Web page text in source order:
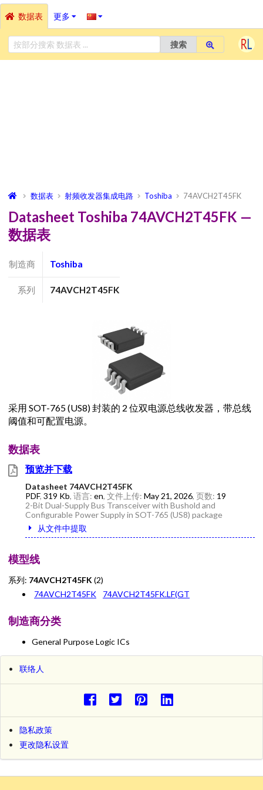
数据表 更多
搜索
数据表 射频收发器集成电路 Toshiba 74AVCH2T45FK
Datasheet Toshiba 74AVCH2T45FK —
数据表
制造商 Toshiba
系列 74AVCH2T45FK
采用 SOT-765 (US8) 封装的 2 位双电源总线收发器，带总线
阈值和可配置电源。
数据表
预览并下载
Datasheet 74AVCH2T45FK
PDF, 319 Kb, 语言: en, 文件上传: May 21, 2026, 页数: 19
2-Bit Dual-Supply Bus Transceiver with Bushold and
Configurable Power Supply in SOT-765 (US8) package
从文件中提取
模型线
系列: 74AVCH2T45FK (2)
74AVCH2T45FK
74AVCH2T45FK.LF(GT
制造商分类
General Purpose Logic ICs
联络人
隐私政策
更改隐私设置